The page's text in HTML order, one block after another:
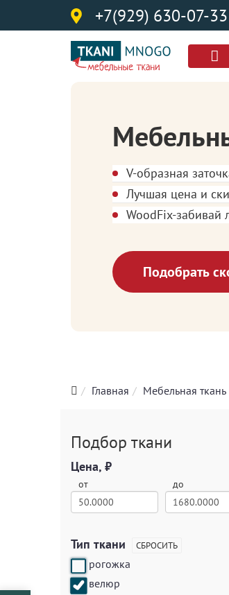
+7(929) 630-07-33
V-образная
Лучшая цена и
WoodFix-забивай
Подобрать
Главная Мебельная ткань
Подбор ткани
Цена, ₽
от до
Тип ткани СБРОСИТЬ
рогожка
велюр